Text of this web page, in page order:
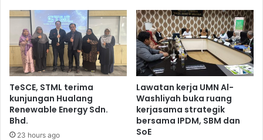
TeSCE, STML terima
kunjungan Hualang
Renewable Energy Sdn.
Bhd.
23 hours ago
Lawatan kerja UMN Al-
Washliyah buka ruang
kerjasama strategik
bersama IPDM, SBM dan
SoE